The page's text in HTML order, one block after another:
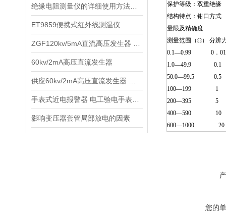
ET9859便携式红外线测温仪
60kv/2mA高压直流发生器
影响变压器套管局部放电的因素
保护等级：双重绝缘
结构特点：钳口方式
量限及精确度
测量范围（Ω） 分辨
0.1—0.99 0．
1.0—49.9 0.1
50.0—99.5 0.5
100—199 1
200—395 5
400—590 10
600—1000 20
您的